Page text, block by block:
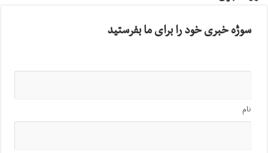
سوژه خبری خود را برای ما بفرستید
نام